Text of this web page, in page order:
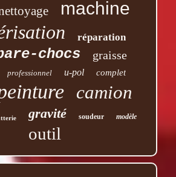
machine
réparation
chocs graisse
professionnel u-pol complet
camion
gravité soudeur modèle
outil